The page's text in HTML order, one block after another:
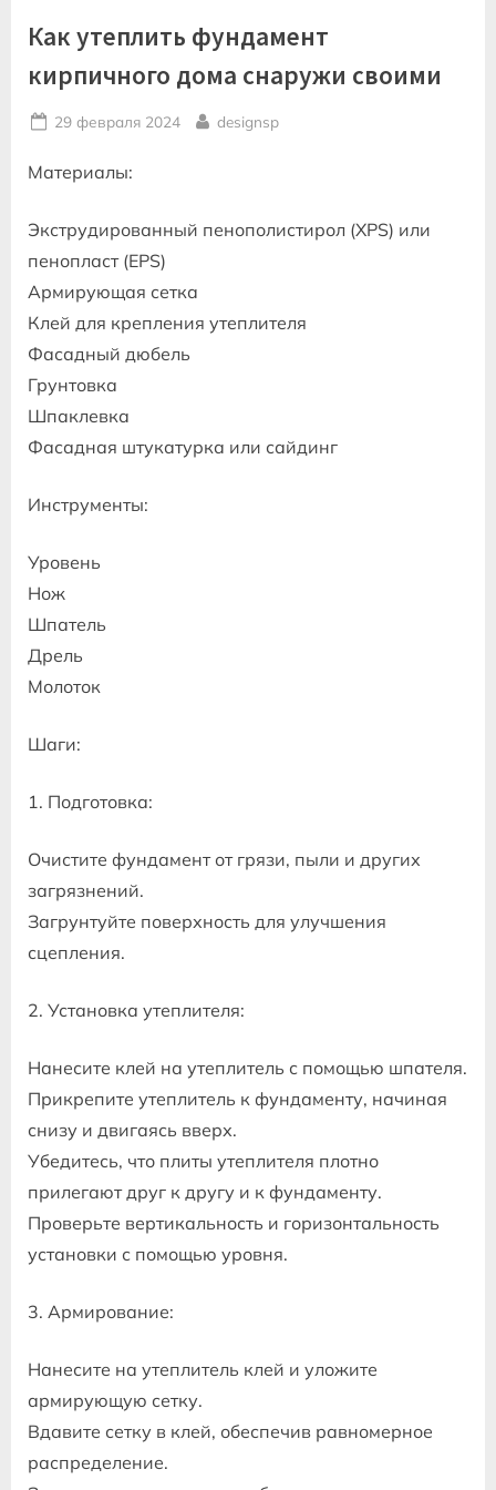
Как утеплить фундамент
кирпичного дома снаружи своими
Posted
29 февраля 2024 By
designsp
Материалы:
Экструдированный пенополистирол (XPS) или
пенопласт (EPS)
Армирующая сетка
Клей для крепления утеплителя
Фасадный дюбель
Грунтовка
Шпаклевка
Фасадная штукатурка или сайдинг
Инструменты:
Уровень
Нож
Шпатель
Дрель
Молоток
Шаги:
1. Подготовка:
Очистите фундамент от грязи, пыли и других
загрязнений.
Загрунтуйте поверхность для улучшения
сцепления.
2. Установка утеплителя:
Нанесите клей на утеплитель с помощью шпателя.
Прикрепите утеплитель к фундаменту, начиная
снизу и двигаясь вверх.
Убедитесь, что плиты утеплителя плотно
прилегают друг к другу и к фундаменту.
Проверьте вертикальность и горизонтальность
установки с помощью уровня.
3. Армирование:
Нанесите на утеплитель клей и уложите
армирующую сетку.
Вдавите сетку в клей, обеспечив равномерное
распределение.